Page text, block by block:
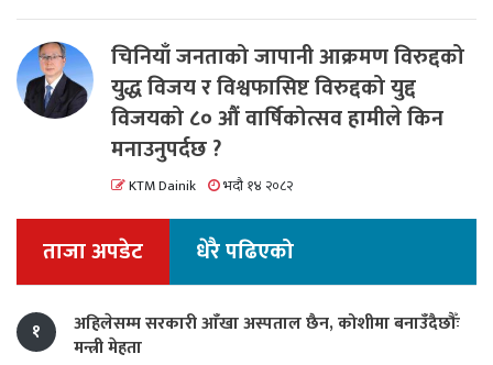
चिनियाँ जनताको जापानी आक्रमण विरुद्दको
युद्ध विजय र विश्वफासिष्ट विरुद्दको युद्द
विजयको ८० औं वार्षिकोत्सव हामीले किन
मनाउनुपर्दछ ?
KTM Dainik भदौ १४ २०८२
ताजा अपडेट धेरै पढिएको
१
अहिलेसम्म सरकारी आँखा अस्पताल छैन, कोशीमा बनाउँदैछौँः
मन्त्री मेहता